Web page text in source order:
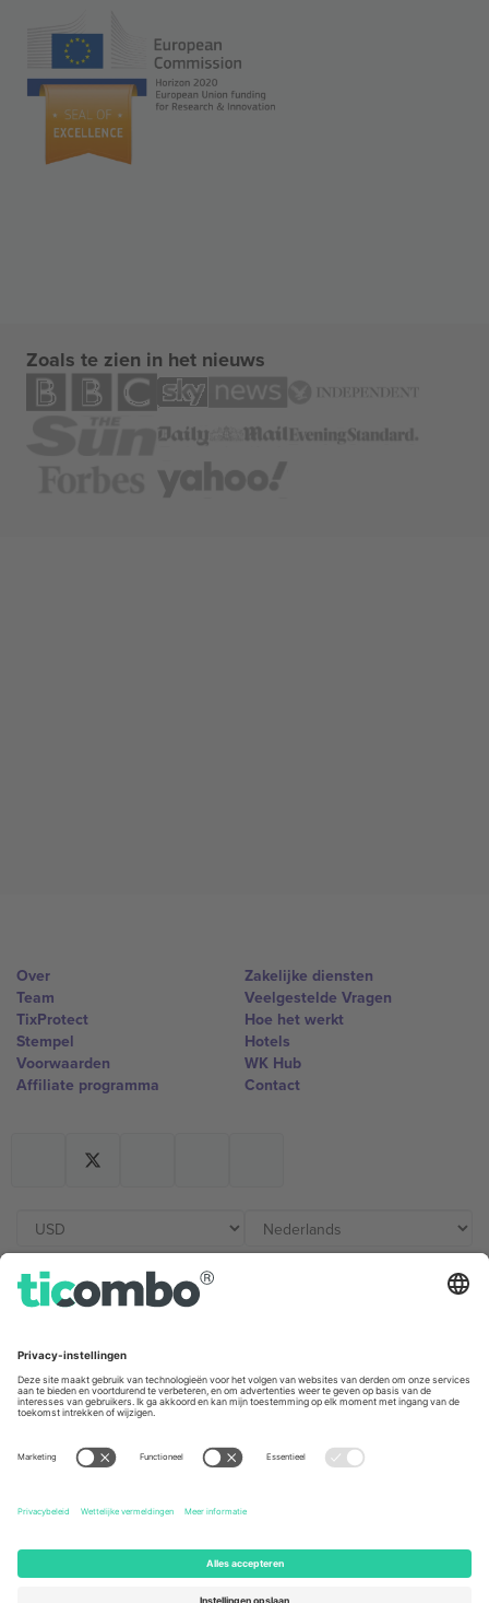
Zoals te zien in het nieuws
Over
Team
TixProtect
Stempel
Voorwaarden
Affiliate programma
Zakelijke diensten
Veelgestelde Vragen
Hoe het werkt
Hotels
WK Hub
Contact
Kantoren en ondersteuning
Germany
Unter den Linden 24, 10117
Berlin, Germany
167 City Road, London, Greater
London, EC1V 1AW, United
131 Continental Dr, Suite 305,
States